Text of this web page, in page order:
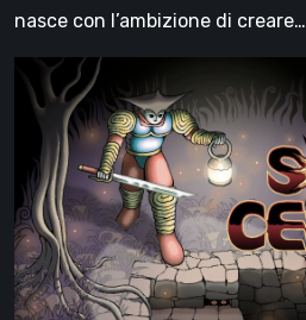
nasce con l’ambizione di creare…
Cesto
Recensione:
la
1.0
del
roguelite